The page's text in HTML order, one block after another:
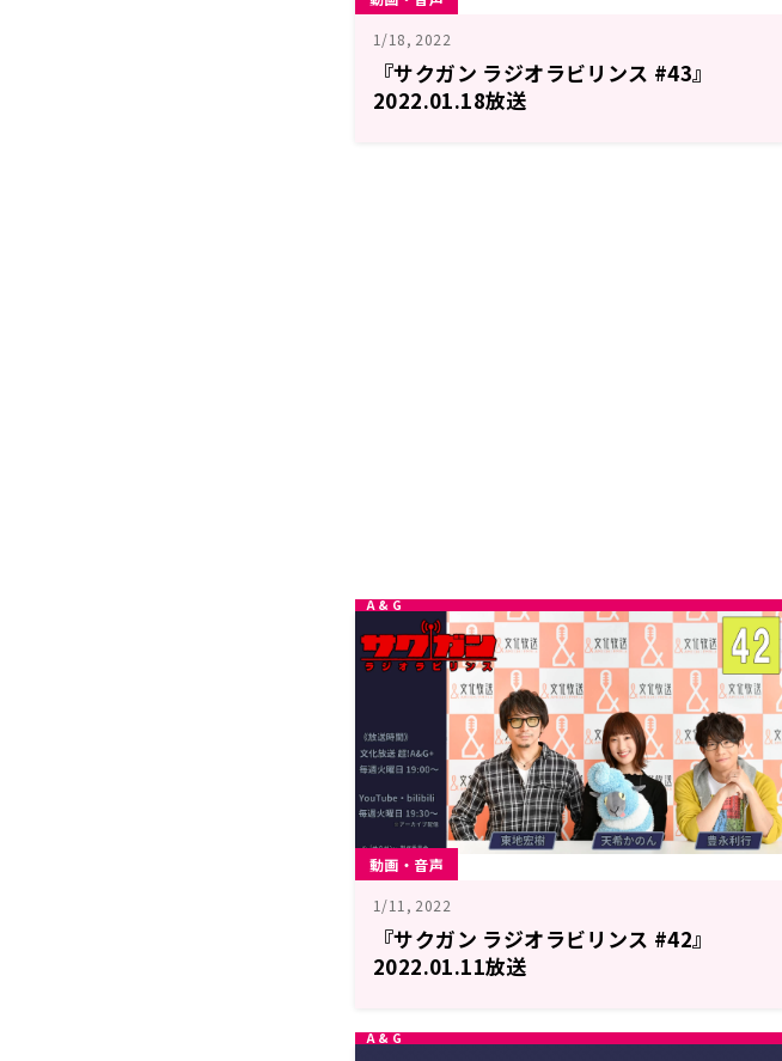
1/18, 2022
『サクガン ラジオラビリンス #43』
2022.01.18放送
動画・音声
1/11, 2022
『サクガン ラジオラビリンス #42』
2022.01.11放送